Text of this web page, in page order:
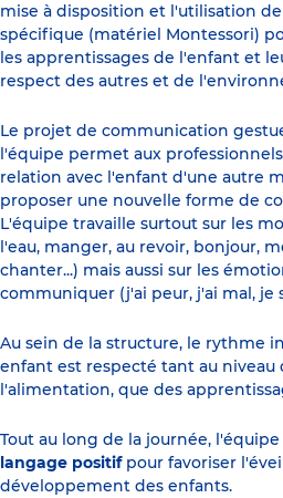
mise à disposition et l'utilisation
spécifique (matériel Montessori)
les apprentissages de l'enfant et
respect des autres et de
Le projet de communication
l'équipe permet aux
relation avec l'enfant d'une autre
proposer une nouvelle forme de
L'équipe travaille surtout sur les
l'eau, manger, au revoir, bonjour,
chanter...) mais aussi sur les
communiquer (j'ai peur, j'ai mal, je
Au sein de la structure, le rythme
enfant est respecté tant au niveau
l'alimentation, que des
Tout au long de la journée,
langage positif pour favoriser
développement des enfants.